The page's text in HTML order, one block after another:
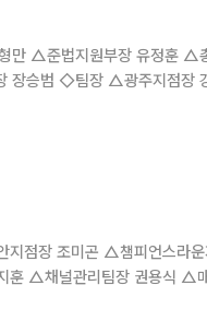
준법지원부장 유정훈 △총무
통금융팀장 윤영부